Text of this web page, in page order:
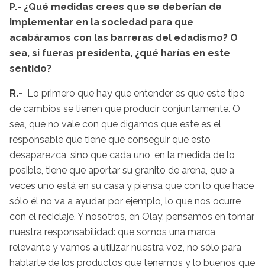
P.- ¿Qué medidas crees que se deberían de
implementar en la sociedad para que
acabáramos con las barreras del edadismo? O
sea, si fueras presidenta, ¿qué harías en este
sentido?
R.- Lo primero que hay que entender es que este tipo
de cambios se tienen que producir conjuntamente. O
sea, que no vale con que digamos que este es el
responsable que tiene que conseguir que esto
desaparezca, sino que cada uno, en la medida de lo
posible, tiene que aportar su granito de arena, que a
veces uno está en su casa y piensa que con lo que hace
sólo él no va a ayudar, por ejemplo, lo que nos ocurre
con el reciclaje. Y nosotros, en Olay, pensamos en tomar
nuestra responsabilidad: que somos una marca
relevante y vamos a utilizar nuestra voz, no sólo para
hablarte de los productos que tenemos y lo buenos que